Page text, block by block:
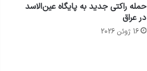
حمله راکتی جدید به پایگاه عین‌الاسد
در عراق
16 ژوئن 2026